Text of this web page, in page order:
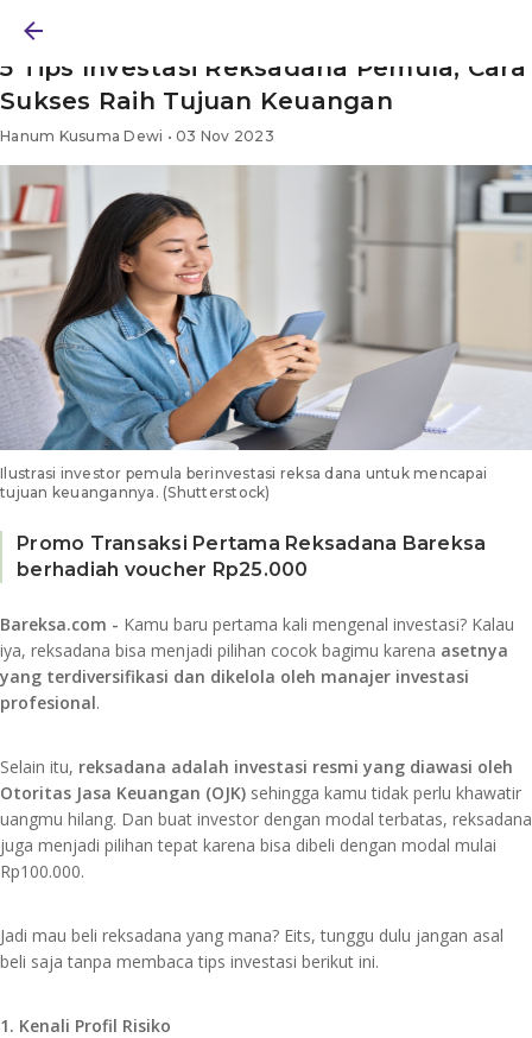
5 Tips Investasi Reksadana Pemula, Cara
Sukses Raih Tujuan Keuangan
Hanum Kusuma Dewi • 03 Nov 2023
Ilustrasi investor pemula berinvestasi reksa dana untuk mencapai
tujuan keuangannya. (Shutterstock)
Promo Transaksi Pertama Reksadana Bareksa
berhadiah voucher Rp25.000
Bareksa.com - Kamu baru pertama kali mengenal investasi? Kalau
iya, reksadana bisa menjadi pilihan cocok bagimu karena asetnya
yang terdiversifikasi dan dikelola oleh manajer investasi
profesional.
Selain itu, reksadana adalah investasi resmi yang diawasi oleh
Otoritas Jasa Keuangan (OJK) sehingga kamu tidak perlu khawatir
uangmu hilang. Dan buat investor dengan modal terbatas, reksadana
juga menjadi pilihan tepat karena bisa dibeli dengan modal mulai
Rp100.000.
Jadi mau beli reksadana yang mana? Eits, tunggu dulu jangan asal
beli saja tanpa membaca tips investasi berikut ini.
1. Kenali Profil Risiko